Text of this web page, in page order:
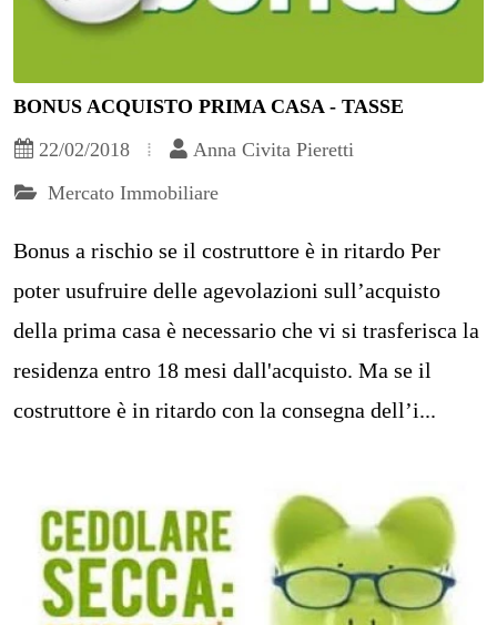
BONUS ACQUISTO PRIMA CASA - TASSE
22/02/2018
Anna Civita Pieretti
Mercato Immobiliare
Bonus a rischio se il costruttore è in ritardo Per
poter usufruire delle agevolazioni sull’acquisto
della prima casa è necessario che vi si trasferisca la
residenza entro 18 mesi dall'acquisto. Ma se il
costruttore è in ritardo con la consegna dell’i...